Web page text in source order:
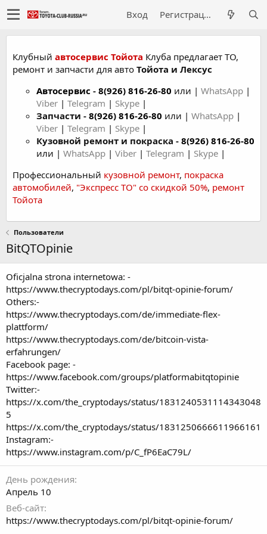
Вход Регистрация
Клубный автосервис Тойота Клуба предлагает ТО,
ремонт и запчасти для авто Тойота и Лексус
Автосервис - 8(926) 816-26-80 или | WhatsApp |
Viber | Telegram | Skype |
Запчасти - 8(926) 816-26-80 или | WhatsApp |
Viber | Telegram | Skype |
Кузовной ремонт и покраска - 8(926) 816-26-80
или | WhatsApp | Viber | Telegram | Skype |
Профессиональный кузовной ремонт, покраска
автомобилей, "Экспресс ТО" со скидкой 50%, ремонт
Тойота
Пользователи
BitQTOpinie
Oficjalna strona internetowa: -
https://www.thecryptodays.com/pl/bitqt-opinie-forum/
Others:-
https://www.thecryptodays.com/de/immediate-flex-
plattform/
https://www.thecryptodays.com/de/bitcoin-vista-
erfahrungen/
Facebook page: -
https://www.facebook.com/groups/platformabitqtopinie
Twitter:-
https://x.com/the_cryptodays/status/1831240531114343048
5
https://x.com/the_cryptodays/status/1831250666611966161
Instagram:-
https://www.instagram.com/p/C_fP6EaC79L/
День рождения
Апрель 10
Веб-сайт
https://www.thecryptodays.com/pl/bitqt-opinie-forum/